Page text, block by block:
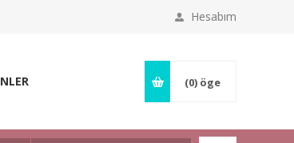
Hesabım
(0) öge